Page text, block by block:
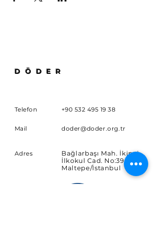
DÖDER
Telefon +90 532 495 19 38
Mail doder@doder.org.tr
Adres
Bağlarbaşı Mah. İkinci
İlkokul Cad. No:39/10
Maltepe/İstanbul